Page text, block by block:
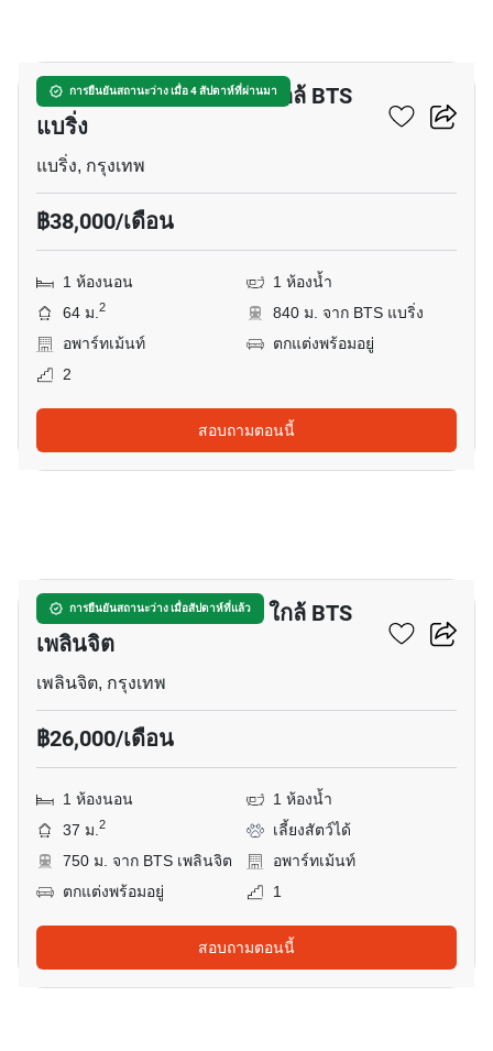
การยืนยันสถานะว่าง เมื่อ 4 สัปดาห์ที่ผ่านมา
อพาร์ทเมนต์ 1-ห้องนอน ใกล้ BTS
แบริ่ง
แบริ่ง, กรุงเทพ
฿38,000/เดือน
1 ห้องนอน
1 ห้องน้ำ
64 ม.2
840 ม. จาก BTS แบริ่ง
อพาร์ทเม้นท์
ตกแต่งพร้อมอยู่
2
สอบถามตอนนี้
การยืนยันสถานะว่าง เมื่อสัปดาห์ที่แล้ว
อพาร์ทเมนต์ 1-ห้องนอน ใกล้ BTS
เพลินจิต
เพลินจิต, กรุงเทพ
฿26,000/เดือน
1 ห้องนอน
1 ห้องน้ำ
37 ม.2
เลี้ยงสัตว์ได้
750 ม. จาก BTS เพลินจิต
อพาร์ทเม้นท์
ตกแต่งพร้อมอยู่
1
สอบถามตอนนี้